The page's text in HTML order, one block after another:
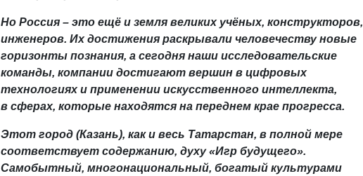
Но Россия – это ещё и земля великих учёных, конструкторов,
инженеров. Их достижения раскрывали человечеству новые
горизонты познания, а сегодня наши исследовательские
команды, компании достигают вершин в цифровых
технологиях и применении искусственного интеллекта,
в сферах, которые находятся на переднем крае прогресса.
Этот город (Казань), как и весь Татарстан, в полной мере
соответствует содержанию, духу «Игр будущего».
Самобытный, многонациональный, богатый культурами